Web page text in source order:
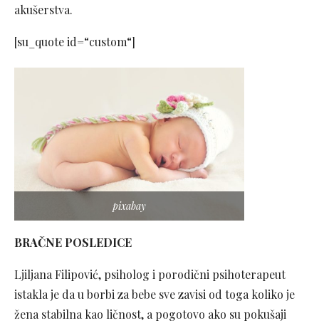
akušerstva.
[su_quote id=“custom“]
pixabay
BRAČNE POSLEDICE
Ljiljana Filipović, psiholog i porodični psihoterapeut
istakla je da u borbi za bebe sve zavisi od toga koliko je
žena stabilna kao ličnost, a pogotovo ako su pokušaji